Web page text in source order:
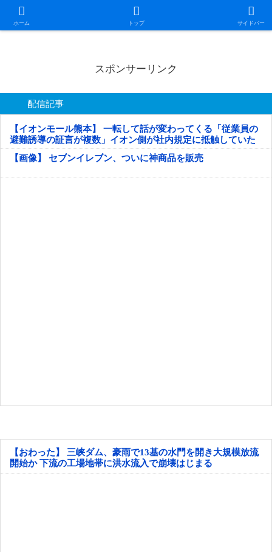
ホーム トップ サイドバー
日本第一！ニュース録
スポンサーリンク
配信記事
【イオンモール熊本】 一転して話が変わってくる「従業員の
避難誘導の証言が複数」イオン側が社内規定に抵触していた
疑い
【画像】 セブンイレブン、ついに神商品を販売
【おわった】 三峡ダム、豪雨で13基の水門を開き大規模放流
開始か 下流の工場地帯に洪水流入で崩壊はじまる